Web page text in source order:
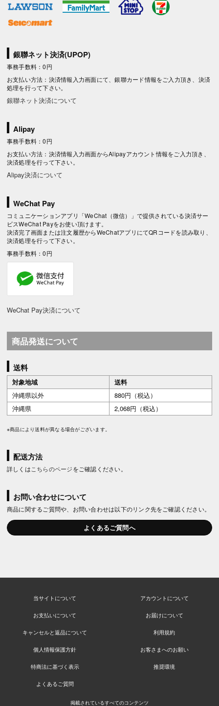
銀聯ネット決済(UPOP)
事務手数料：0円
お支払い方法：決済情報入力画面にて、銀聯カード情報をご入力頂き、決済
処理を行って下さい。
銀聯ネット決済について
Alipay
事務手数料：0円
お支払い方法：決済情報入力画面からAlipayアカウント情報をご入力頂き、
決済処理を行って下さい。
Alipay決済について
WeChat Pay
コミュニケーションアプリ「WeChat（微信）」で提供されている決済サー
ビスWeChat Payをお使い頂けます。
決済完了画面または注文履歴からWeChatアプリにてQRコードを読み取り、
決済処理を行って下さい。
事務手数料：0円
WeChat Pay決済について
商品発送について
送料
対象地域
送料
沖縄県以外
880円（税込）
沖縄県
2,068円（税込）
※商品により送料が異なる場合がございます。
配送方法
詳しくは こちらのページをご確認ください。
お問い合わせについて
商品に関するご質問や、お問い合わせは以下のリンク先をご確認ください。
よくあるご質問へ
当サイトについて アカウントについて
お支払いについて お届けについて
キャンセルと返品について 利用規約
個人情報保護方針 お客さまへのお願い
特商法に基づく表示 推奨環境
よくあるご質問
掲載されているすべてのコンテンツ